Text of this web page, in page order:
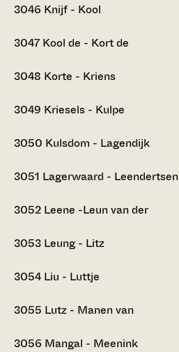
3046 Knijf - Kool
3047 Kool de - Kort de
3048 Korte - Kriens
3049 Kriesels - Kulpe
3050 Kulsdom - Lagendijk
3051 Lagerwaard - Leendertsen
3052 Leene -Leun van der
3053 Leung - Litz
3054 Liu - Luttje
3055 Lutz - Manen van
3056 Mangal - Meenink